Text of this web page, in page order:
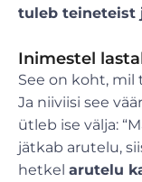
tuleb teineteist
Inimestel
See on koht, mil
Ja niiviisi see
ütleb ise välja:
jätkab arutelu,
hetkel arutelu